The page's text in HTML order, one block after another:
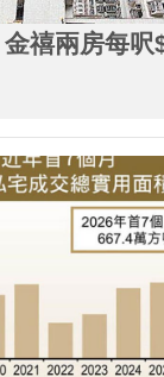
禧兩房每呎